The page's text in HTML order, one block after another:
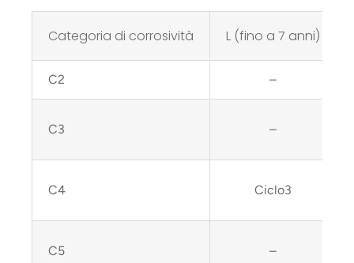
Categoria di corrosività L (fino a 7 anni)
C2 –
C3 –
C4 Ciclo3
C5 –